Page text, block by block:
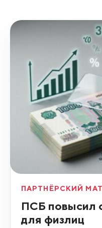
ПАРТНЁРСКИЙ
ПСБ повысил
для физлиц